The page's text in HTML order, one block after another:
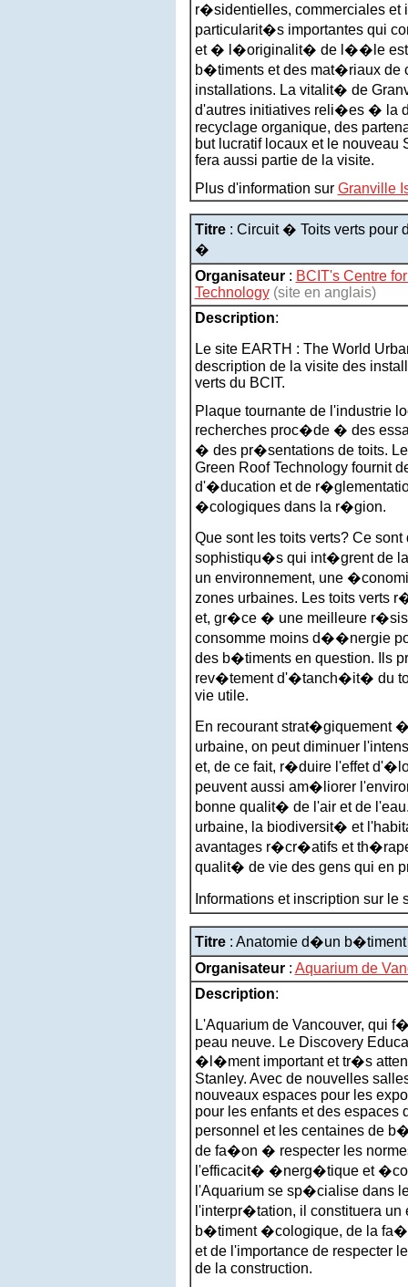
r�sidentielles, commerciales et
particularit�s importantes qui
et � l�originalit� de l��le est
b�timents et des mat�riaux de
installations. La vitalit� de
d'autres initiatives reli�es � la
recyclage organique, des
but lucratif locaux et le
fera aussi partie de la visite.
Plus d'information sur Granville
Titre: Circuit � Toits verts pour
�
Organisateur: BCIT's Centre
Technology (site en anglais)
Description:
Le site EARTH : The World
description de la visite des
verts du BCIT.
Plaque tournante de l'industrie
recherches proc�de � des
� des pr�sentations de toits. Le
Green Roof Technology fournit
d'�ducation et de
�cologiques dans la r�gion.
Que sont les toits verts? Ce
sophistiqu�s qui int�grent de
un environnement, une
zones urbaines. Les toits verts
et, gr�ce � une meilleure
consomme moins d��nergie
des b�timents en question. Ils
rev�tement d'�tanch�it� du
vie utile.
En recourant strat�giquement
urbaine, on peut diminuer
et, de ce fait, r�duire l'effet
peuvent aussi am�liorer
bonne qualit� de l'air et de
urbaine, la biodiversit� et
avantages r�cr�atifs et
qualit� de vie des gens qui en
Informations et inscription sur
Titre: Anatomie d�un
Organisateur: Aquarium de
Description:
L'Aquarium de Vancouver, qui
peau neuve. Le Discovery
�l�ment important et tr�s
Stanley. Avec de nouvelles
nouveaux espaces pour les
pour les enfants et des espaces
personnel et les centaines de
de fa�on � respecter les
l'efficacit� �nerg�tique et
l'Aquarium se sp�cialise dans
l'interpr�tation, il constituera
b�timent �cologique, de la
et de l'importance de respecter
de la construction.